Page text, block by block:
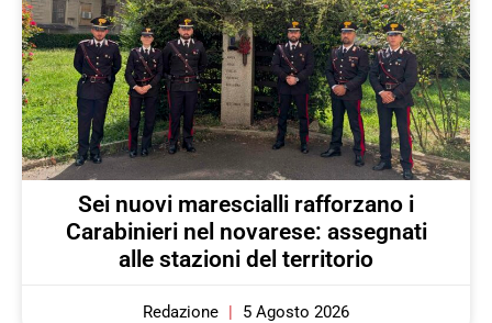
Sei nuovi marescialli rafforzano i
Carabinieri nel novarese: assegnati
alle stazioni del territorio
Redazione 5 Agosto 2026